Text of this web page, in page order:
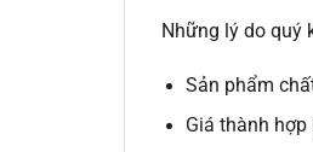
Những lý do quý
Sản phẩm
Giá thành